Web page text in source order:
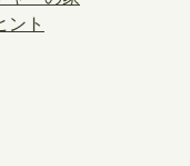
ント